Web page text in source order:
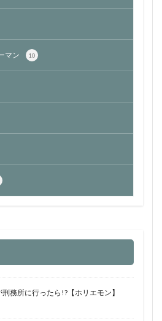
マン 10
務所に行ったら!?【ホリエモン】